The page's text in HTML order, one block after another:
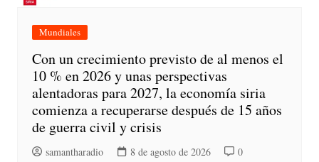
Mundiales
Con un crecimiento previsto de al menos el
10 % en 2026 y unas perspectivas
alentadoras para 2027, la economía siria
comienza a recuperarse después de 15 años
de guerra civil y crisis
samantharadio 8 de agosto de 2026 0